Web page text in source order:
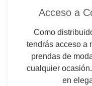
Acceso a
Como
tendrás acceso a
prendas de
cualquier
en